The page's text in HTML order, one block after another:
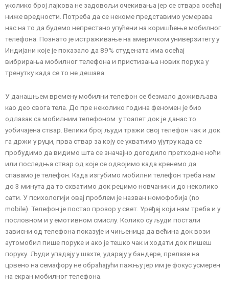
уколико број лајкова не задовољи очекивања јер се ствара осећај
ниже вредности. Потреба да се некоме представимо усмерава
нас на то да будемо непрестано упућени на коришћење мобилног
телефона. Познато је истраживање на америчком универзитету у
Индијани које је показало да 89% студената има осећај
вибрирања мобилног телефона и пристизања нових порука у
тренутку када се то не дешава.
У данашњем времену мобилни телефон се безмало доживљава
као део свога тела. До пре неколико година феномен је био
одлазак са мобилним телефоном у тоалет док је данас то
уобичајена ствар. Велики број људи тражи свој телефон чак и док
га држи у руци, прва ствар за коју се ухватимо ујутру када се
пробудимо да видимо шта се значајно догодило претходне ноћи
или последња ствар од које се одвојимо када кренемо да
спавамо је телефон. Када изгубимо мобилни телефон треба нам
до 3 минута да то схватимо док рецимо новчаник и до неколико
сати. У психологији овај проблем је назван номофобија (no
mobile). Телефон је постао прозор у свет. Уређај који нам треба и у
пословном и у емотивном смислу. Колико су људи постали
зависни од телефона показује и чињеница да већина док вози
аутомобил пише поруке и ако је тешко чак и ходати док пишеш
поруку. Људи упадају у шахте, ударају у бандере, прелазе на
црвено на семафору не обраћајући пажњу јер им је фокус усмерен
на екран мобилног телефона.